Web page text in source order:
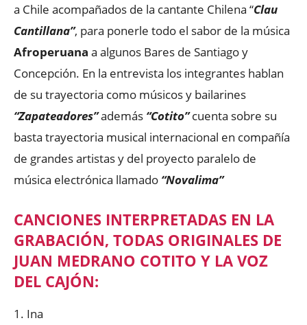
a Chile acompañados de la cantante Chilena “Clau
Cantillana”, para ponerle todo el sabor de la música
Afroperuana a algunos Bares de Santiago y
Concepción. En la entrevista los integrantes hablan
de su trayectoria como músicos y bailarines
“Zapateadores”además “Cotito”cuenta sobre su
basta trayectoria musical internacional en compañía
de grandes artistas y del proyecto paralelo de
música electrónica llamado “Novalima”
CANCIONES INTERPRETADAS EN LA
GRABACIÓN, TODAS ORIGINALES DE
JUAN MEDRANO COTITO Y LA VOZ
DEL CAJÓN:
1. Ina